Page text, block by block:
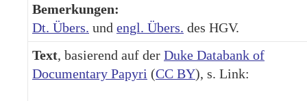
Bemerkungen:
Dt. Übers. und engl. Übers. des HGV.
Text, basierend auf der Duke Databank of
Documentary Papyri (CC BY), s. Link: